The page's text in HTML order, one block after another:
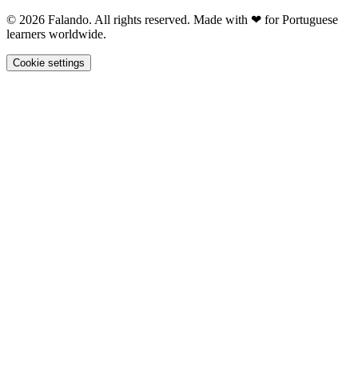
© 2026 Falando. All rights reserved. Made with ❤ for Portuguese
learners worldwide.
Cookie settings